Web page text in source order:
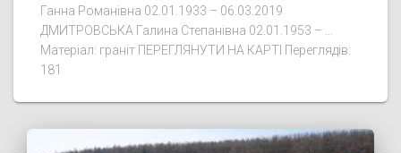
Ганна Романівна 02.01.1933 – 06.03.2019
ДМИТРОВСЬКА Галина Степанівна 02.01.1953 – …
Матеріал: граніт ПЕРЕГЛЯНУТИ НА КАРТІ Переглядів:
181